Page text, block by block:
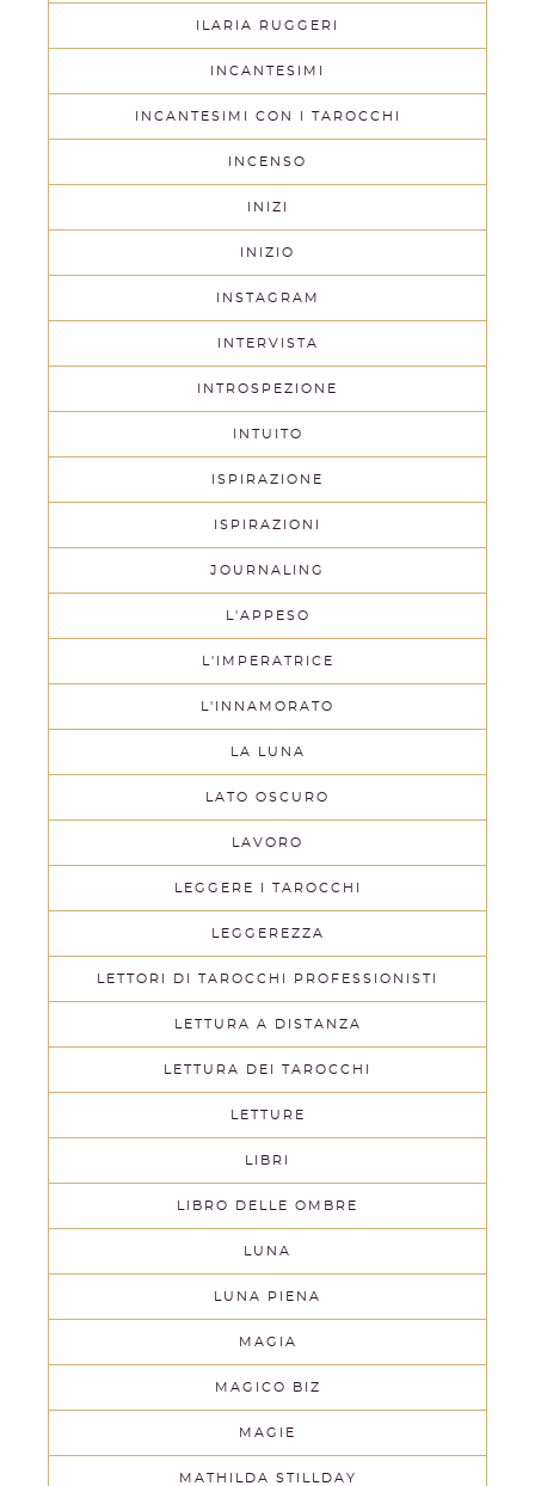
ILARIA RUGGERI
INCANTESIMI
INCANTESIMI CON I TAROCCHI
INCENSO
INIZI
INIZIO
INSTAGRAM
INTERVISTA
INTROSPEZIONE
INTUITO
ISPIRAZIONE
ISPIRAZIONI
JOURNALING
L'APPESO
L'IMPERATRICE
L'INNAMORATO
LA LUNA
LATO OSCURO
LAVORO
LEGGERE I TAROCCHI
LEGGEREZZA
LETTORI DI TAROCCHI PROFESSIONISTI
LETTURA A DISTANZA
LETTURA DEI TAROCCHI
LETTURE
LIBRI
LIBRO DELLE OMBRE
LUNA
LUNA PIENA
MAGIA
MAGICO BIZ
MAGIE
MATHILDA STILLDAY